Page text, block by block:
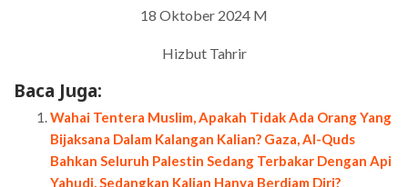
18 Oktober 2024 M
Hizbut Tahrir
Baca Juga:
Wahai Tentera Muslim, Apakah Tidak Ada Orang Yang
Bijaksana Dalam Kalangan Kalian? Gaza, Al-Quds
Bahkan Seluruh Palestin Sedang Terbakar Dengan Api
Yahudi, Sedangkan Kalian Hanya Berdiam Diri?